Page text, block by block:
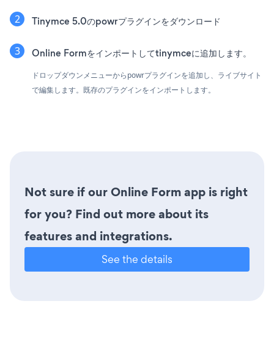
Tinymce 5.0のpowrプラグインをダウンロード
Online Formをインポートしてtinymceに追加します。
ドロップダウンメニューからpowrプラグインを追加し、ライブサイト
で編集します。既存のプラグインをインポートします。
Not sure if our Online Form app is right
for you? Find out more about its
features and integrations.
See the details